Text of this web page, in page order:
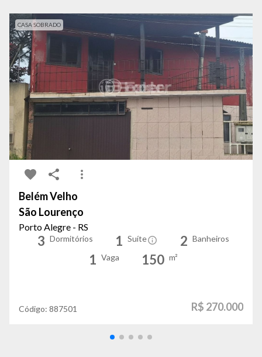
CASA SOBRADO
Belém Velho
São Lourenço
Porto Alegre - RS
3 Dormitórios 1 Suíte 2 Banheiros
1 Vaga 150 m²
Código: 887501 R$ 270.000